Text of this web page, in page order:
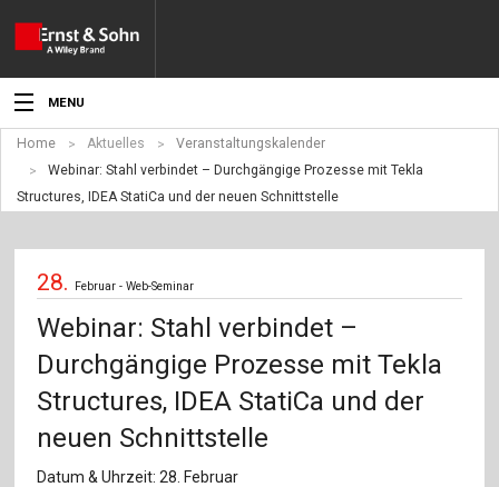
MENU
Aktuelles
Veranstaltungen
Angebote
Fachgebiete
Produkte
Werben
Service
Home Aktuelles
Veranstaltungskalender
Webinar: Stahl verbindet – Durchgängige Prozesse mit Tekla
Structures, IDEA StatiCa und der neuen Schnittstelle
28. Februar - Web-Seminar
Webinar: Stahl verbindet –
Durchgängige Prozesse mit Tekla
Structures, IDEA StatiCa und der
neuen Schnittstelle
Datum & Uhrzeit: 28. Februar